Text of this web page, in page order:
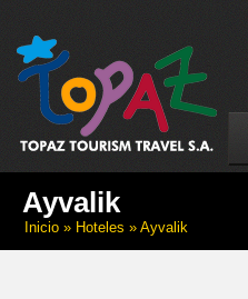
Ayvalik
Inicio » Hoteles » Ayvalik